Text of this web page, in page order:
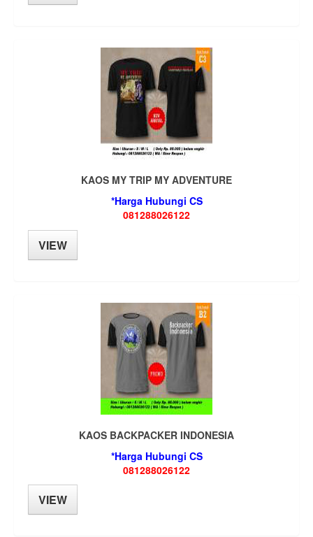
KAOS MY TRIP MY ADVENTURE
*Harga Hubungi CS
081288026122
VIEW
KAOS BACKPACKER INDONESIA
*Harga Hubungi CS
081288026122
VIEW